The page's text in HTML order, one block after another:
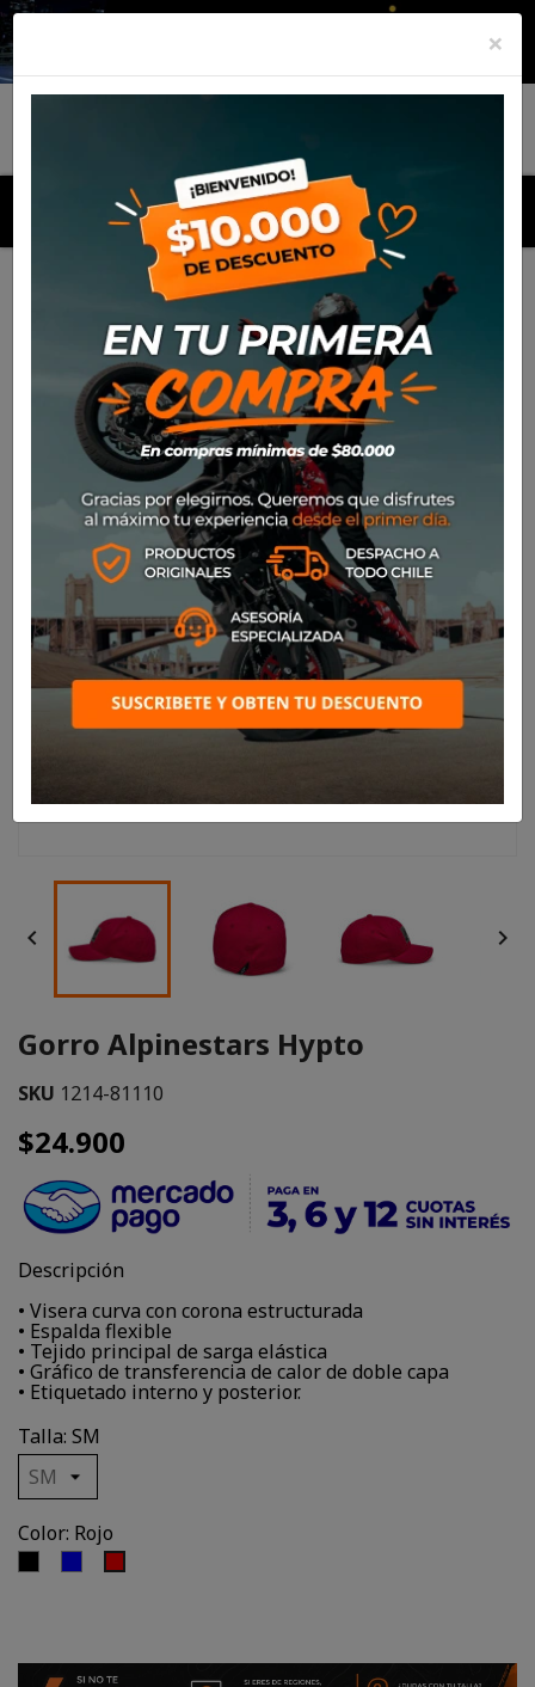
MENU
Productos Gorro Alpinestars Hypto
 
Gorro Alpinestars Hypto
SKU 1214-81110
$24.900
Descripción
• Visera curva con corona estructurada
• Espalda flexible
• Tejido principal de sarga elástica
• Gráfico de transferencia de calor de doble capa
• Etiquetado interno y posterior.
Talla: SM
Color: Rojo
Azul
×